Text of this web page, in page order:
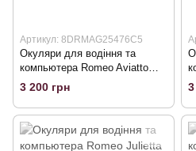
Артикул: 8DRMAG25476C5
Окуляри для водіння та
компьютера Romeo Aviatto
Mag3-76C5 (Drive Digital Blue
Blocker), помаранчеві з 3-ма
поляризаційними накладками
3 200 грн